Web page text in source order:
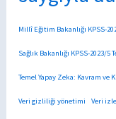
Millî Eğitim Bakanlığı KPSS-
Sağlık Bakanlığı KPSS-2023/5
Temel Yapay Zeka: Kavram ve
Veri gizliliği yönetimi Veri